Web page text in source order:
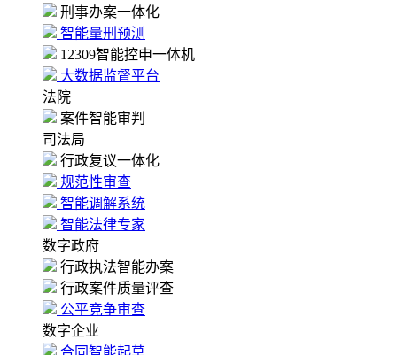
刑事办案一体化
智能量刑预测
12309智能控申一体机
大数据监督平台
法院
案件智能审判
司法局
行政复议一体化
规范性审查
智能调解系统
智能法律专家
数字政府
行政执法智能办案
行政案件质量评查
公平竞争审查
数字企业
合同智能起草